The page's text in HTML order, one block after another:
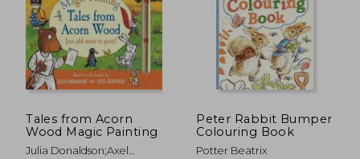
Tales from Acorn
Wood Magic Painting
Julia Donaldson;Axel
Peter Rabbit Bumper
Colouring Book
Potter Beatrix